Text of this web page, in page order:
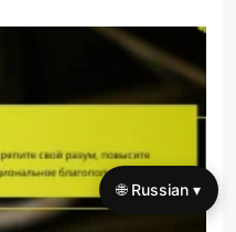
🌐 Russian ▾